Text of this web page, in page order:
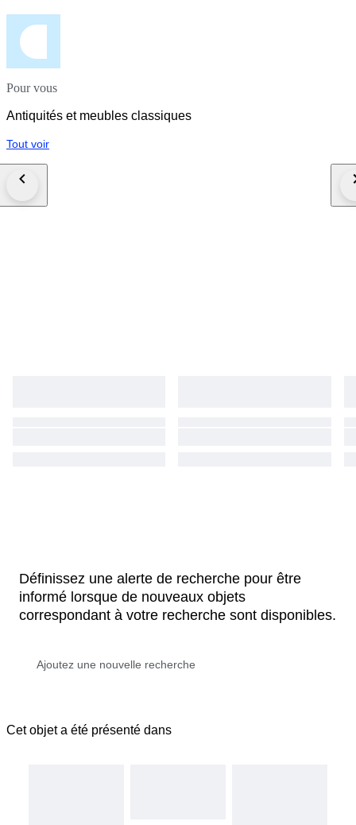
Pour vous
Antiquités et meubles classiques
Tout voir
Définissez une alerte de recherche pour être
informé lorsque de nouveaux objets
correspondant à votre recherche sont disponibles.
Cet objet a été présenté dans